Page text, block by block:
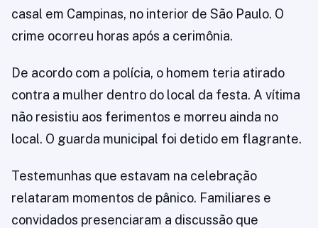
casal em Campinas, no interior de São Paulo. O
crime ocorreu horas após a cerimônia.
De acordo com a polícia, o homem teria atirado
contra a mulher dentro do local da festa. A vítima
não resistiu aos ferimentos e morreu ainda no
local. O guarda municipal foi detido em flagrante.
Testemunhas que estavam na celebração
relataram momentos de pânico. Familiares e
convidados presenciaram a discussão que